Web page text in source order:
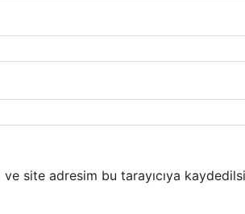
site adresim bu tarayıcıya